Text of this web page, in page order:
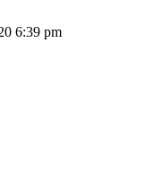
6:39 pm